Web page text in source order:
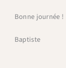
Bonne journée !
Baptiste